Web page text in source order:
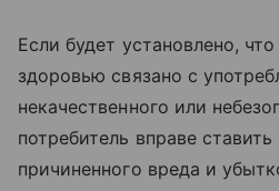
Если будет установлено,
здоровью связано с
некачественного или
потребитель вправе
причиненного вреда и